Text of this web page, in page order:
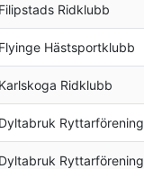
Filipstads Ridklubb
Flyinge Hästsportklubb
Karlskoga Ridklubb
Dyltabruk Ryttarförening
Dyltabruk Ryttarförening